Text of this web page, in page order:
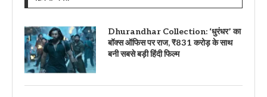
Dhurandhar Collection: ‘धुरंधर’ का
बॉक्स ऑफिस पर राज, ₹831 करोड़ के साथ
बनी सबसे बड़ी हिंदी फिल्म